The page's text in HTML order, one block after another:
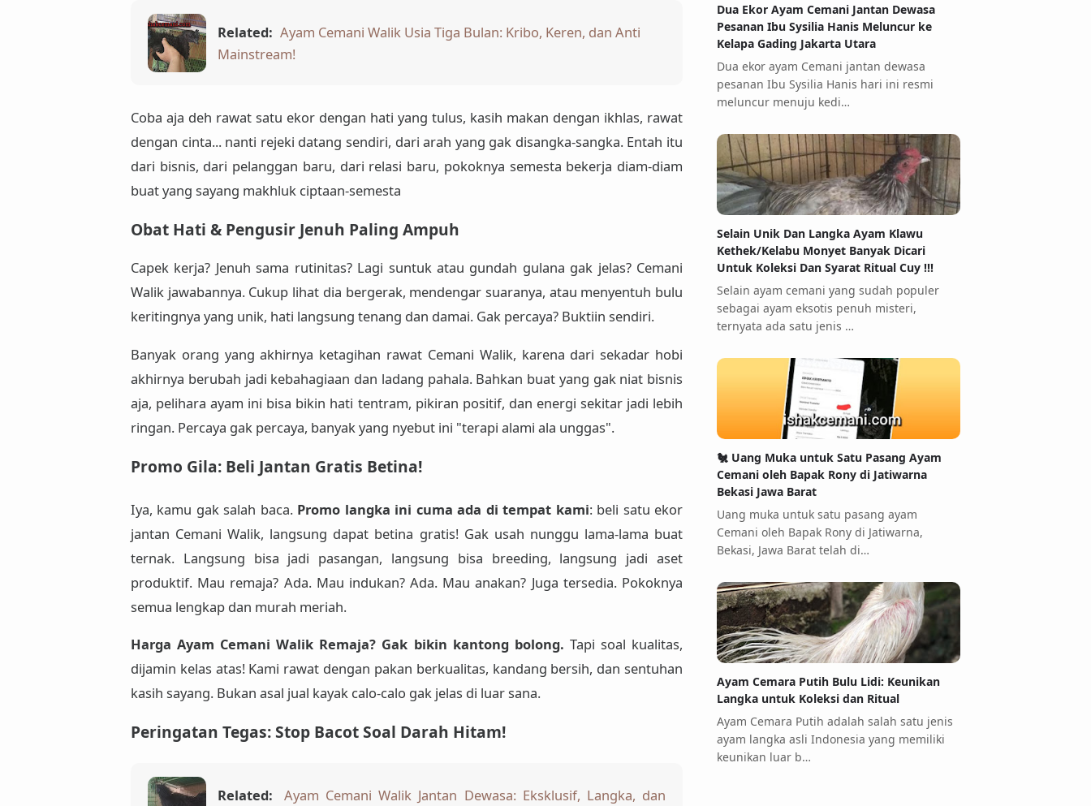
Related: Ayam Cemani Walik Usia Tiga Bulan: Kribo, Keren, dan Anti
Mainstream!
Coba aja deh rawat satu ekor dengan hati yang tulus, kasih makan dengan ikhlas, rawat
dengan cinta... nanti rejeki datang sendiri, dari arah yang gak disangka-sangka. Entah itu
dari bisnis, dari pelanggan baru, dari relasi baru, pokoknya semesta bekerja diam-diam
buat yang sayang makhluk ciptaan-semesta
Obat Hati & Pengusir Jenuh Paling Ampuh
Capek kerja? Jenuh sama rutinitas? Lagi suntuk atau gundah gulana gak jelas? Cemani
Walik jawabannya.Cukup lihat dia bergerak, mendengar suaranya, atau menyentuh bulu
keritingnya yang unik, hati langsung tenang dan damai. Gak percaya? Buktiin sendiri.
Banyak orang yang akhirnya ketagihan rawat Cemani Walik, karena dari sekadar hobi
akhirnya berubah jadi kebahagiaan dan ladang pahala. Bahkan buat yang gak niat bisnis
aja, pelihara ayam ini bisa bikin hati tentram, pikiran positif, dan energi sekitar jadi lebih
ringan. Percaya gak percaya, banyak yang nyebut ini "terapi alami ala unggas".
Promo Gila: Beli Jantan Gratis Betina!
Iya, kamu gak salah baca. Promo langka ini cuma ada di tempat kami: beli satu ekor
jantan Cemani Walik, langsung dapat betina gratis! Gak usah nunggu lama-lama buat
ternak. Langsung bisa jadi pasangan, langsung bisa breeding, langsung jadi aset
produktif. Mau remaja? Ada. Mau indukan? Ada. Mau anakan? Juga tersedia. Pokoknya
semua lengkap dan murah meriah.
Harga Ayam Cemani Walik Remaja? Gak bikin kantong bolong. Tapi soal kualitas,
dijamin kelas atas! Kami rawat dengan pakan berkualitas, kandang bersih, dan sentuhan
kasih sayang. Bukan asal jual kayak calo-calo gak jelas di luar sana.
Peringatan Tegas: Stop Bacot Soal Darah Hitam!
Related:
Ayam Cemani Walik Jantan Dewasa: Eksklusif, Langka, dan
Dua Ekor Ayam Cemani Jantan Dewasa
Pesanan Ibu Sysilia Hanis Meluncur ke
Kelapa Gading Jakarta Utara
Dua ekor ayam Cemani jantan dewasa
pesanan Ibu Sysilia Hanis hari ini resmi
meluncur menuju kedi…
Selain Unik Dan Langka Ayam Klawu
Kethek/Kelabu Monyet Banyak Dicari
Untuk Koleksi Dan Syarat Ritual Cuy !!!
Selain ayam cemani yang sudah populer
sebagai ayam eksotis penuh misteri,
ternyata ada satu jenis …
🐔 Uang Muka untuk Satu Pasang Ayam
Cemani oleh Bapak Rony di Jatiwarna
Bekasi Jawa Barat
Uang muka untuk satu pasang ayam
Cemani oleh Bapak Rony di Jatiwarna,
Bekasi, Jawa Barat telah di…
Ayam Cemara Putih Bulu Lidi: Keunikan
Langka untuk Koleksi dan Ritual
Ayam Cemara Putih adalah salah satu jenis
ayam langka asli Indonesia yang memiliki
keunikan luar b…